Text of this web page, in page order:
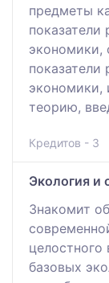
предметы
показатели
экономики,
показатели
экономики,
теорию,
Кредитов - 3
Экология
Знакомит
базовых